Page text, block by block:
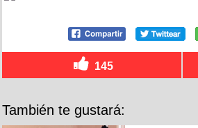
145
También te gustará: